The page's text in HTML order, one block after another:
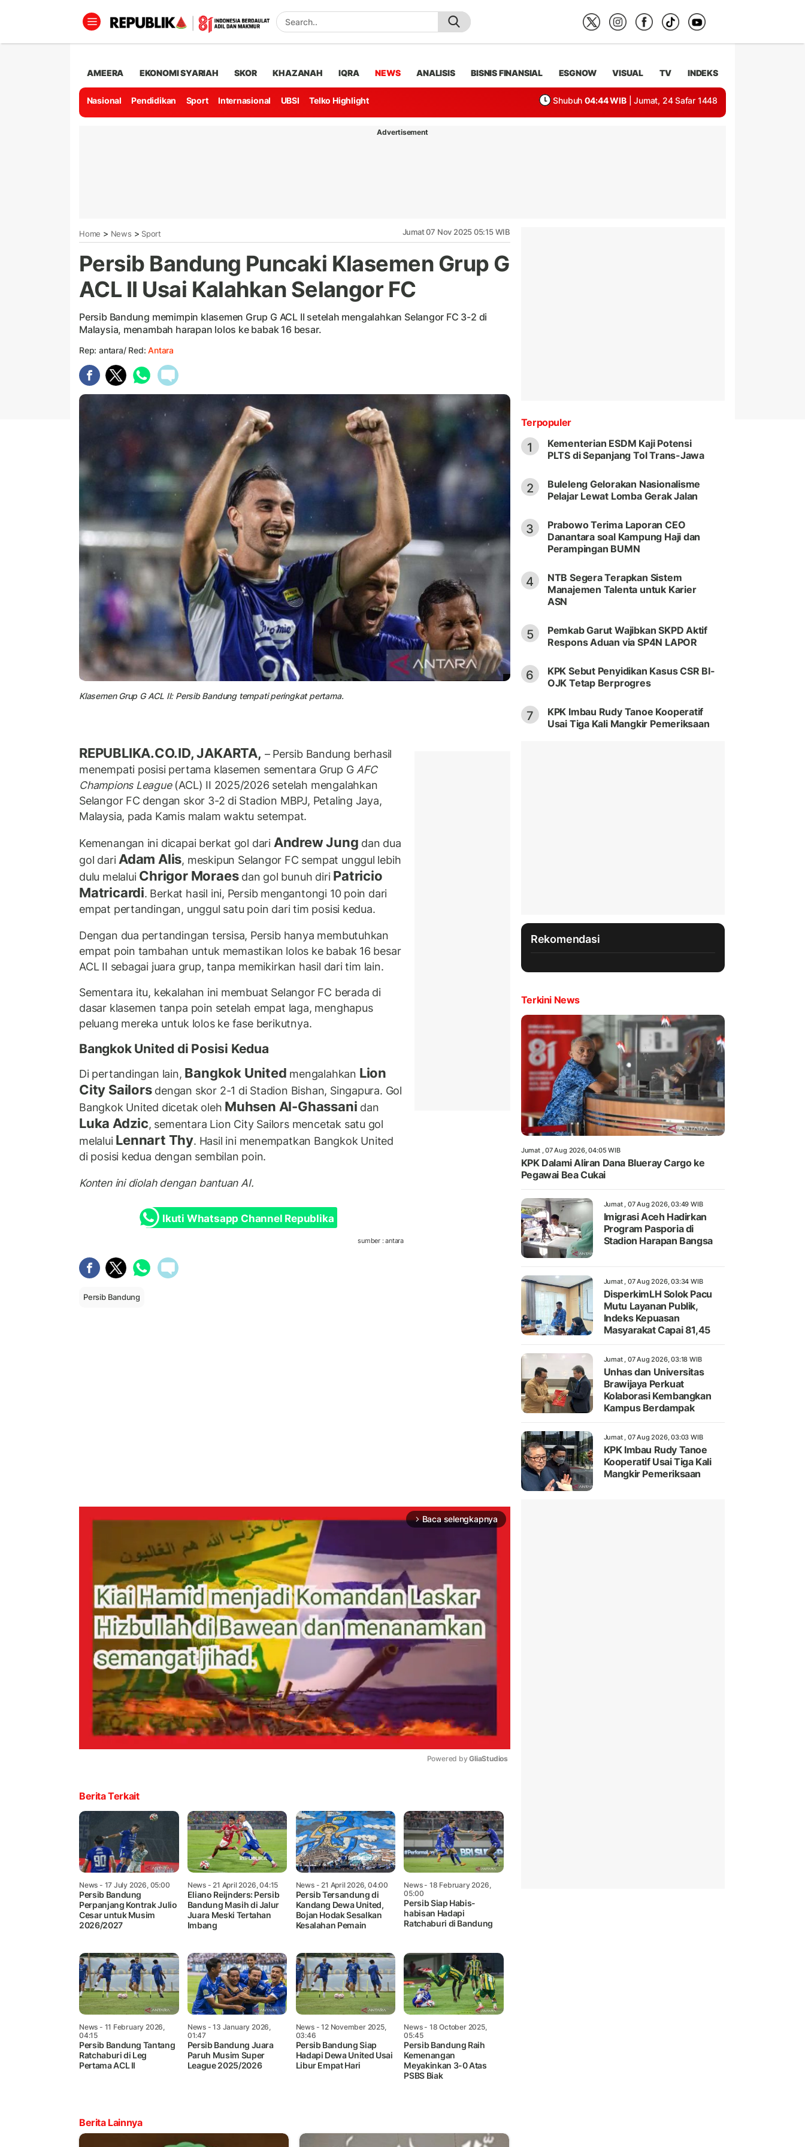
AMEERA EKONOMI SYARIAH SKOR KHAZANAH IQRA NEWS ANALISIS BISNIS FINANSIAL ESGNOW VISUAL TV INDEKS
Nasional Pendidikan Sport Internasional UBSI Telko Highlight Shubuh 04:44 WIB | Jumat, 24 Safar 1448
Advertisement
Home > News > Sport Jumat 07 Nov 2025 05:15 WIB
Persib Bandung Puncaki Klasemen Grup G
ACL II Usai Kalahkan Selangor FC
Persib Bandung memimpin klasemen Grup G ACL II setelah mengalahkan Selangor FC 3-2 di
Malaysia, menambah harapan lolos ke babak 16 besar.
Rep: antara/ Red:Antara
Klasemen Grup G ACL II: Persib Bandung tempati peringkat pertama.
REPUBLIKA.CO.ID, JAKARTA, – Persib Bandung berhasil
menempati posisi pertama klasemen sementara Grup G AFC
Champions League(ACL) II 2025/2026 setelah mengalahkan
Selangor FC dengan skor 3-2 di Stadion MBPJ, Petaling Jaya,
Malaysia, pada Kamis malam waktu setempat.
Kemenangan ini dicapai berkat gol dari Andrew Jung dan dua
gol dari Adam Alis, meskipun Selangor FC sempat unggul lebih
dulu melalui Chrigor Moraesdan gol bunuh diri Patricio
Matricardi. Berkat hasil ini, Persib mengantongi 10 poin dari
empat pertandingan, unggul satu poin dari tim posisi kedua.
Dengan dua pertandingan tersisa, Persib hanya membutuhkan
empat poin tambahan untuk memastikan lolos ke babak 16 besar
ACL II sebagai juara grup, tanpa memikirkan hasil dari tim lain.
Sementara itu, kekalahan ini membuat Selangor FC berada di
dasar klasemen tanpa poin setelah empat laga, menghapus
peluang mereka untuk lolos ke fase berikutnya.
Bangkok United di Posisi Kedua
Di pertandingan lain, Bangkok United mengalahkan Lion
City Sailorsdengan skor 2-1 di Stadion Bishan, Singapura. Gol
Bangkok United dicetak oleh Muhsen Al-Ghassani dan
Luka Adzic, sementara Lion City Sailors mencetak satu gol
melalui Lennart Thy. Hasil ini menempatkan Bangkok United
di posisi kedua dengan sembilan poin.
Konten ini diolah dengan bantuan AI.
Ikuti Whatsapp Channel Republika
sumber : antara
Persib Bandung
arrow_forward_ios Baca selengkapnya
Powered by GliaStudios
Berita Terkait
News - 17 July 2026, 05:00
Persib Bandung
Perpanjang Kontrak Julio
Cesar untuk Musim
2026/2027
News- 21 April 2026, 04:15
Eliano Reijnders: Persib
Bandung Masih di Jalur
Juara Meski Tertahan
Imbang
News- 21 April 2026, 04:00
Persib Tersandung di
Kandang Dewa United,
Bojan Hodak Sesalkan
Kesalahan Pemain
News- 18 February 2026,
05:00
Persib Siap Habis-
habisan Hadapi
Ratchaburi di Bandung
News - 11 February 2026,
04:15
Persib Bandung Tantang
Ratchaburi di Leg
Pertama ACL II
News- 13 January 2026,
01:47
Persib Bandung Juara
Paruh Musim Super
League 2025/2026
News- 12 November 2025,
03:46
Persib Bandung Siap
Hadapi Dewa United Usai
Libur Empat Hari
News- 18 October 2025,
05:45
Persib Bandung Raih
Kemenangan
Meyakinkan 3-0 Atas
PSBS Biak
Berita Lainnya
Terpopuler
1
Kementerian ESDM Kaji Potensi
PLTS di Sepanjang Tol Trans-Jawa
2
Buleleng Gelorakan Nasionalisme
Pelajar Lewat Lomba Gerak Jalan
3
Prabowo Terima Laporan CEO
Danantara soal Kampung Haji dan
Perampingan BUMN
4
NTB Segera Terapkan Sistem
Manajemen Talenta untuk Karier
ASN
5
Pemkab Garut Wajibkan SKPD Aktif
Respons Aduan via SP4N LAPOR
6
KPK Sebut Penyidikan Kasus CSR BI-
OJK Tetap Berprogres
7
KPK Imbau Rudy Tanoe Kooperatif
Usai Tiga Kali Mangkir Pemeriksaan
Rekomendasi
Terkini News
Jumat , 07 Aug 2026, 04:05 WIB
KPK Dalami Aliran Dana Blueray Cargo ke
Pegawai Bea Cukai
Jumat , 07 Aug 2026, 03:49 WIB
Imigrasi Aceh Hadirkan
Program Pasporia di
Stadion Harapan Bangsa
Jumat , 07 Aug 2026, 03:34 WIB
DisperkimLH Solok Pacu
Mutu Layanan Publik,
Indeks Kepuasan
Masyarakat Capai 81,45
Jumat , 07 Aug 2026, 03:18 WIB
Unhas dan Universitas
Brawijaya Perkuat
Kolaborasi Kembangkan
Kampus Berdampak
Jumat , 07 Aug 2026, 03:03 WIB
KPK Imbau Rudy Tanoe
Kooperatif Usai Tiga Kali
Mangkir Pemeriksaan